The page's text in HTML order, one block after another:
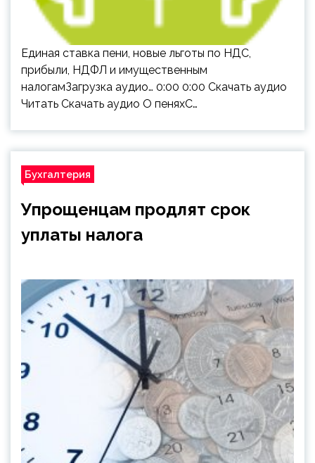
Единая ставка пени, новые льготы по НДС,
прибыли, НДФЛ и имущественным
налогамЗагрузка аудио… 0:00 0:00 Скачать аудио
Читать Скачать аудио О пеняхС…
Бухгалтерия
Упрощенцам продлят срок
уплаты налога